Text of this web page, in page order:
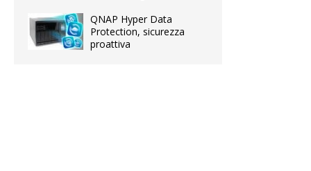
QNAP Hyper Data
Protection, sicurezza
proattiva